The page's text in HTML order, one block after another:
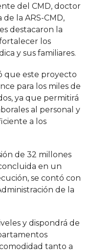
del CMD, doctor
la ARS-CMD,
destacaron la
los
y sus familiares.
que este proyecto
para los miles de
ya que permitirá
al personal y
a los
de 32 millones
en un
se contó con
de la
y dispondrá de
tanto a